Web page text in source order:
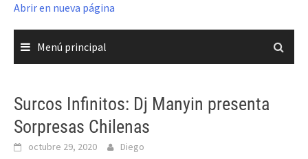
Abrir en nueva página
Menú principal
Surcos Infinitos: Dj Manyin presenta
Sorpresas Chilenas
octubre 29, 2020 Diego